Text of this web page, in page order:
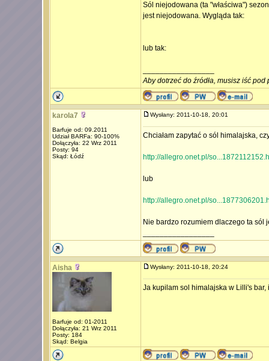
Sól niejodowana (ta "właściwa")
jest niejodowana. Wygląda tak:
lub tak:
Aby dotrzeć do źródła, musisz iść pod
karola7
Barfuje od: 09.2011
Udział BARFa: 90-100%
Dołączyła: 22 Wrz 2011
Posty: 94
Skąd: Łódź
Wysłany: 2011-10-18, 20:01
Chciałam zapytać o sól himalajska,
http://allegro.onet.pl/
lub
http://allegro.onet.pl/
Nie bardzo rozumiem dlaczego ta sól
Aisha
Barfuje od: 01-2011
Dołączyła: 21 Wrz 2011
Posty: 184
Skąd: Belgia
Wysłany: 2011-10-18, 20:24
Ja kupilam sol himalajska w Lilli's